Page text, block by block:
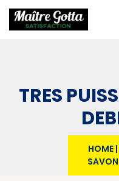
TRES
HOME|